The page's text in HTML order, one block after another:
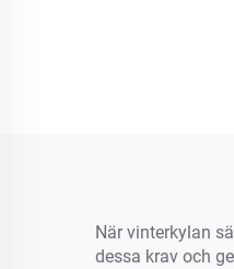
När vinterkylan
dessa krav och